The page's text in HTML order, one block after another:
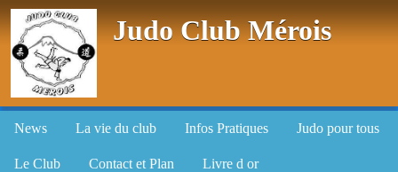
Judo Club Mérois
News La vie du club Infos Pratiques Judo pour tous
Le Club Contact et Plan Livre d or
Panneau de gestion des cookies